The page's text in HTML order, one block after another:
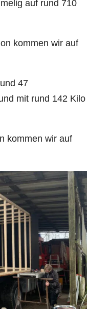
auf rund 710
kommen wir auf
47
mit rund 142 Kilo
kommen wir auf